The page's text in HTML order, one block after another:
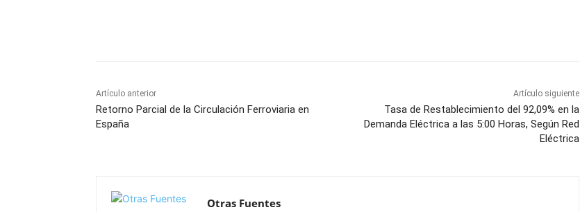
Artículo anterior
Retorno Parcial de la Circulación Ferroviaria en
España
Artículo siguiente
Tasa de Restablecimiento del 92,09% en la
Demanda Eléctrica a las 5:00 Horas, Según Red
Eléctrica
Otras Fuentes